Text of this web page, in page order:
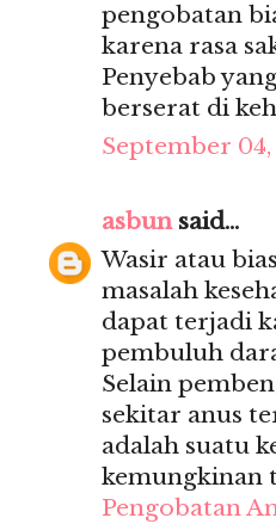
pengobatan
karena rasa
Penyebab
berserat di
September 04,
asbunsaid...
Wasir atau
masalah
dapat terjadi
pembuluh
Selain
sekitar anus
adalah suatu
kemungkinan
Pengobatan